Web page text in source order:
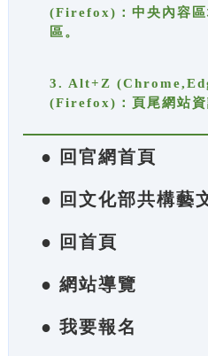
(Firefox)：中央內容區
區。
3. Alt+Z
(Firefox)：頁尾網站資
● 回官網首頁
● 回文化部共構藝
● 回首頁
● 網站導覽
● 我要報名